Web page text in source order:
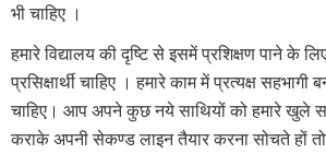
भी चाहिए ।
हमारे विद्यालय की दृष्टि से इसमें प्रशिक्षण पाने के
प्रसिक्षार्थी चाहिए । हमारे काम में प्रत्यक्ष
चाहिए। आप अपने कुछ नये साथियों को हमारे खुले
कराके अपनी सेकण्ड लाइन तैयार करना सोचते हों